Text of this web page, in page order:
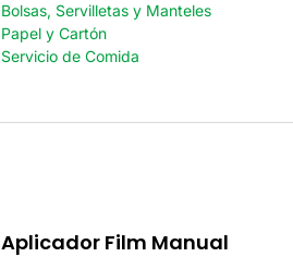
Bolsas, Servilletas y Manteles
Papel y Cartón
Servicio de Comida
Aplicador Film Manual